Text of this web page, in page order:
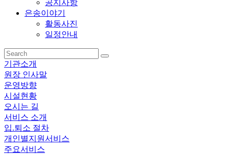
공지사항
은송이야기
활동사진
일정안내
기관소개
원장 인사말
운영방향
시설현황
오시는 길
서비스 소개
입.퇴소 절차
개인별지원서비스
주요서비스